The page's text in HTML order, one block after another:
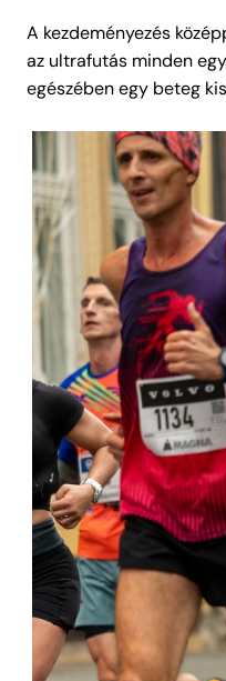
A kezdeményezés
az ultrafutás minden
egészében egy beteg